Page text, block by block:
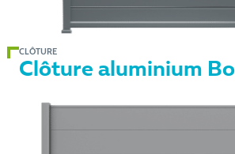
CLÔTURE
Clôture aluminium